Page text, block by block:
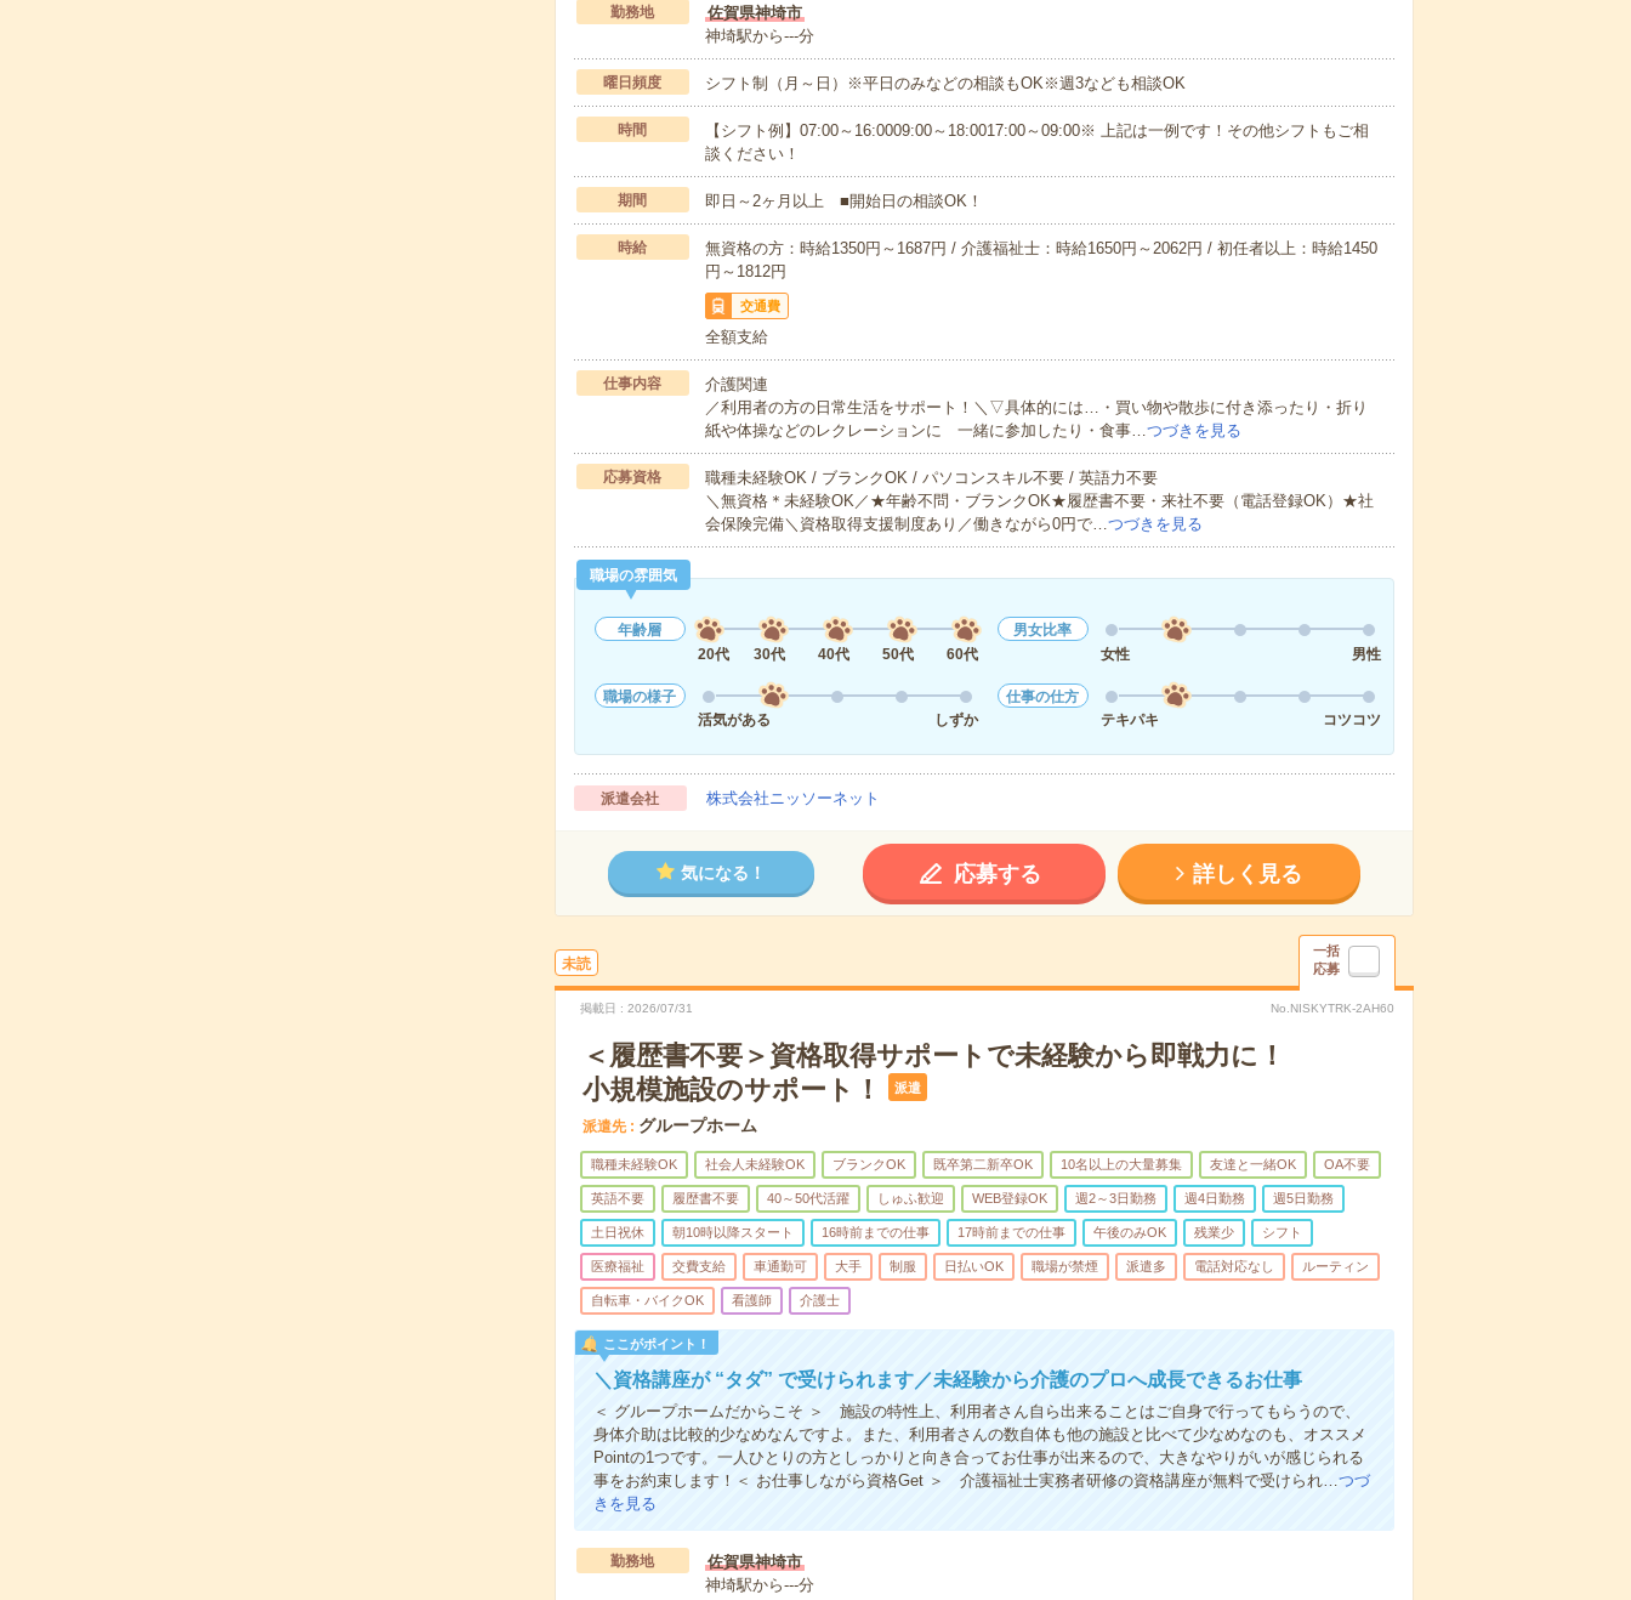
勤務地
佐賀県神埼市
神埼駅から---分
曜日頻度 シフト制（月～日）※平日のみなどの相談もOK※週3なども相談OK
時間
【シフト例】07:00～16:0009:00～18:0017:00～09:00※ 上記は一例です！その他シフトもご相
談ください！
期間 即日～2ヶ月以上 ■開始日の相談OK！
時給
無資格の方：時給1350円～1687円 / 介護福祉士：時給1650円～2062円 / 初任者以上：時給1450
円～1812円
交通費
全額支給
仕事内容
介護関連
／利用者の方の日常生活をサポート！＼▽具体的には…・買い物や散歩に付き添ったり・折り
紙や体操などのレクレーションに 一緒に参加したり・食事…つづきを見る
応募資格
職種未経験OK / ブランクOK / パソコンスキル不要 / 英語力不要
＼無資格＊未経験OK／★年齢不問・ブランクOK★履歴書不要・来社不要（電話登録OK）★社
会保険完備＼資格取得支援制度あり／働きながら0円で…つづきを見る
職場の雰囲気
年齢層
20代
30代 40代 50代 60代
男女比率
女性
男性
職場の様子
活気がある
しずか
仕事の仕方
テキパキ
コツコツ
派遣会社 株式会社ニッソーネット
気になる！ 応募する 詳しく見る
未読
一括
応募
掲載日 2026/07/31 No.NISKYTRK-2AH60
＜履歴書不要＞資格取得サポートで未経験から即戦力に！
小規模施設のサポート！
派遣
派遣先 グループホーム
職種未経験OK 社会人未経験OK ブランクOK 既卒第二新卒OK 10名以上の大量募集 友達と一緒OK OA不要
英語不要 履歴書不要 40～50代活躍 しゅふ歓迎 WEB登録OK 週2～3日勤務 週4日勤務 週5日勤務
土日祝休 朝10時以降スタート 16時前までの仕事 17時前までの仕事 午後のみOK 残業少 シフト
医療福祉 交費支給 車通勤可 大手 制服 日払いOK 職場が禁煙 派遣多 電話対応なし ルーティン
自転車・バイクOK 看護師 介護士
ここがポイント！
＼資格講座が “タダ” で受けられます／未経験から介護のプロへ成長できるお仕事
＜ グループホームだからこそ ＞ 施設の特性上、利用者さん自ら出来ることはご自身で行ってもらうので、
身体介助は比較的少なめなんですよ。また、利用者さんの数自体も他の施設と比べて少なめなのも、オススメ
Pointの1つです。一人ひとりの方としっかりと向き合ってお仕事が出来るので、大きなやりがいが感じられる
事をお約束します！＜ お仕事しながら資格Get ＞ 介護福祉士実務者研修の資格講座が無料で受けられ…つづ
きを見る
勤務地
佐賀県神埼市
神埼駅から---分